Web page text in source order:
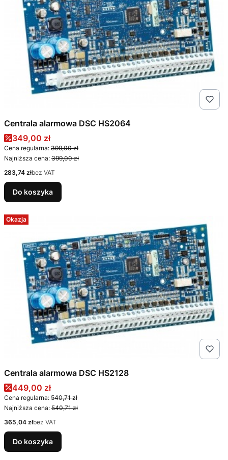
Centrala alarmowa DSC HS2064
Cena promocyjna
349,00 zł
Cena regularna: 399,00 zł
Najniższa cena: 399,00 zł
Cena
283,74 złbez VAT
Do koszyka
Okazja
Centrala alarmowa DSC HS2128
Cena promocyjna
449,00 zł
Cena regularna: 540,71 zł
Najniższa cena: 540,71 zł
Cena
365,04 złbez VAT
Do koszyka